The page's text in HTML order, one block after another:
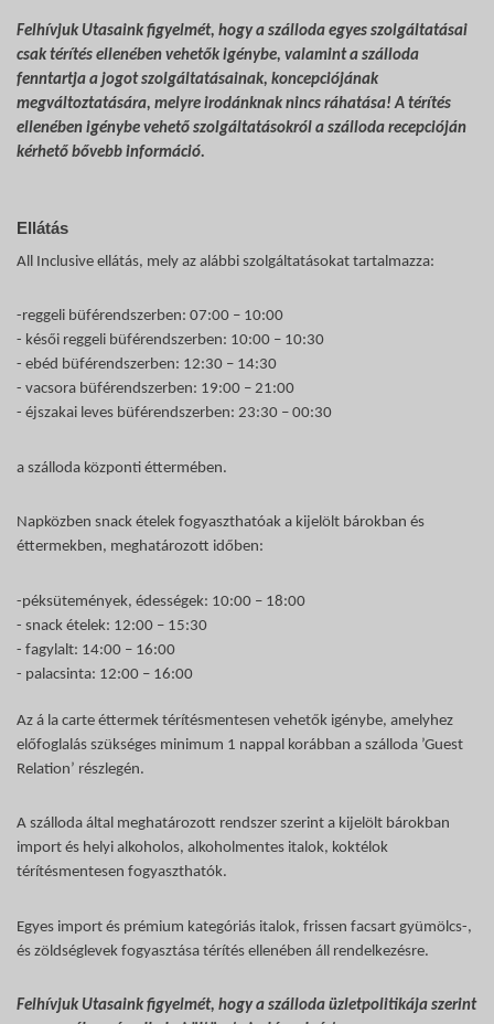
Felhívjuk Utasaink figyelmét, hogy a szálloda egyes szolgáltatásai
csak térítés ellenében vehetők igénybe, valamint a szálloda
fenntartja a jogot szolgáltatásainak, koncepciójának
megváltoztatására, melyre irodánknak nincs ráhatása! A térítés
ellenében igénybe vehető szolgáltatásokról a szálloda recepcióján
kérhető bővebb információ.
Ellátás
All Inclusive ellátás, mely az alábbi szolgáltatásokat tartalmazza:
-reggeli büférendszerben: 07:00 – 10:00
- késői reggeli büférendszerben: 10:00 – 10:30
- ebéd büférendszerben: 12:30 – 14:30
- vacsora büférendszerben: 19:00 – 21:00
- éjszakai leves büférendszerben: 23:30 – 00:30
a szálloda központi éttermében.
Napközben snack ételek fogyaszthatóak a kijelölt bárokban és
éttermekben, meghatározott időben:
-péksütemények, édességek: 10:00 – 18:00
- snack ételek: 12:00 – 15:30
- fagylalt: 14:00 – 16:00
- palacsinta: 12:00 – 16:00
Az á la carte éttermek térítésmentesen vehetők igénybe, amelyhez
előfoglalás szükséges minimum 1 nappal korábban a szálloda ’Guest
Relation’ részlegén.
A szálloda által meghatározott rendszer szerint a kijelölt bárokban
import és helyi alkoholos, alkoholmentes italok, koktélok
térítésmentesen fogyaszthatók.
Egyes import és prémium kategóriás italok, frissen facsart gyümölcs-,
és zöldséglevek fogyasztása térítés ellenében áll rendelkezésre.
Felhívjuk Utasaink figyelmét, hogy a szálloda üzletpolitikája szerint